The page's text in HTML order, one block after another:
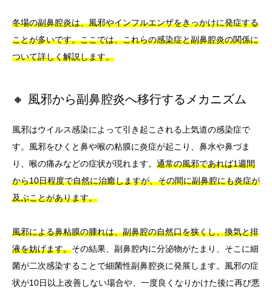
冬場の副鼻腔炎は、風邪やインフルエンザをきっかけに発症する
ことが多いです。ここでは、これらの感染症と副鼻腔炎の関係に
ついて詳しく解説します。
🔸 風邪から副鼻腔炎へ移行するメカニズム
風邪はウイルス感染によって引き起こされる上気道の感染症で
す。風邪をひくと鼻や喉の粘膜に炎症が起こり、鼻水や鼻づま
り、喉の痛みなどの症状が現れます。 通常の風邪であれば1週間
から10日程度で自然に治癒しますが、その間に副鼻腔にも炎症が
及ぶことがあります。
風邪による鼻粘膜の腫れは、副鼻腔の自然口を狭くし、換気と排
液を妨げます。その結果、副鼻腔内に分泌物がたまり、そこに細
菌が二次感染することで細菌性副鼻腔炎に発展します。風邪の症
状が10日以上改善しない場合や、一度良くなりかけた後に再び悪